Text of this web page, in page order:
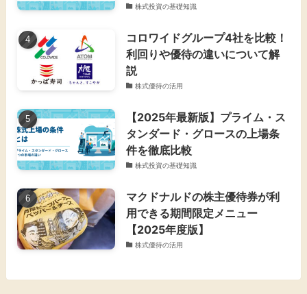
株式投資の基礎知識
コロワイドグループ4社を比較！
利回りや優待の違いについて解
説
株式優待の活用
【2025年最新版】プライム・ス
タンダード・グロースの上場条
件を徹底比較
株式投資の基礎知識
マクドナルドの株主優待券が利
用できる期間限定メニュー
【2025年度版】
株式優待の活用